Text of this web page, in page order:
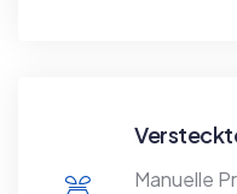
Manuelle